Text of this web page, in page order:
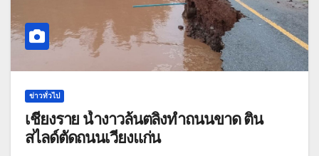
ข่าวทั่วไป
เชียงราย น้ำงาวล้นตลิ่งทำถนนขาด ติน
สไลด์ตัดถนนเวียงแก่น